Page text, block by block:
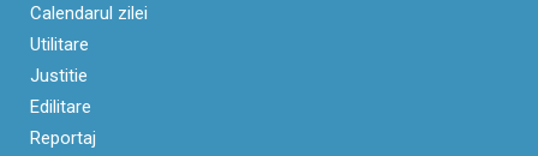
Calendarul zilei
Utilitare
Justitie
Edilitare
Reportaj